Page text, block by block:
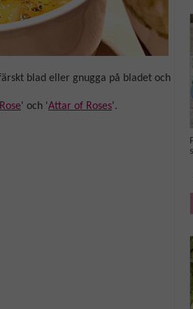
blad eller gnugga på bladet och
' och 'Attar of Roses'.